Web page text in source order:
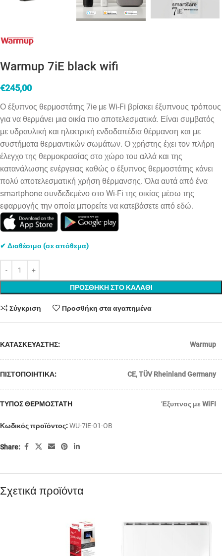
Warmup 7iE black wifi
€245,00
Ο έξυπνος θερμοστάτης 7ie με Wi-Fi βρίσκει έξυπνους τρόπους
για να θερμάνει μια οικία πιο αποτελεσματικά. Είναι συμβατός
με υδραυλική και ηλεκτρική ενδοδαπέδια θέρμανση και με
συστήματα θερμαντικών σωμάτων. Ο χρήστης έχει τον πλήρη
έλεγχο της θερμοκρασίας στο χώρο του αλλά και της
κατανάλωσης ενέργειας καθώς ο έξυπνος θερμοστάτης κάνει
πολύ αποτελεσματική χρήση θέρμανσης. Όλα αυτά από ένα
smartphone συνδεδεμένο στο Wi-Fi της οικίας μέσω της
εφαρμογής την οποία μπορείτε να κατεβάσετε από εδώ.
✔ Διαθέσιμο (σε απόθεμα)
ΠΡΟΣΘΗΚΗ ΣΤΟ ΚΑΛΑΘΙ
Σύγκριση Προσθήκη στα αγαπημένα
ΚΑΤΑΣΚΕΥΑΣΤΗΣ: Warmup
ΠΙΣΤΟΠΟΙΗΤΙΚΑ: CE,TÜV Rheinland Germany
ΤΥΠΟΣ ΘΕΡΜΟΣΤΑΤΗ Έξυπνος με WiFI
Κωδικός προϊόντος:WU-7iE-01-OB
Share:
Σχετικά προϊόντα